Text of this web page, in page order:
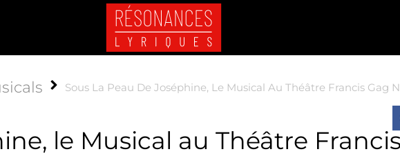
Sous La Peau De Joséphine, Le Musical Au Théâtre Francis Gag
le Musical au Théâtre